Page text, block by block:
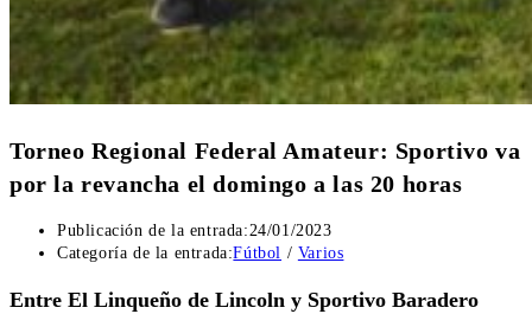
Torneo Regional Federal Amateur: Sportivo va
por la revancha el domingo a las 20 horas
Publicación de la entrada:24/01/2023
Categoría de la entrada:Fútbol / Varios
Entre El Linqueño de Lincoln y Sportivo Baradero